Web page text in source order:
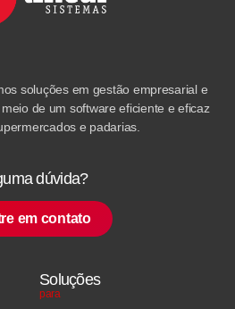
soluções em gestão empresarial e
de um software eficiente e eficaz
e padarias.
dúvida?
em contato
Soluções
para